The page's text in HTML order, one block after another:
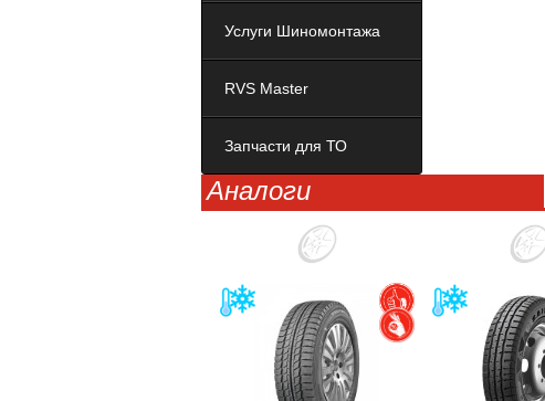
Услуги Шиномонтажа
RVS Master
Запчасти для ТО
Аналоги